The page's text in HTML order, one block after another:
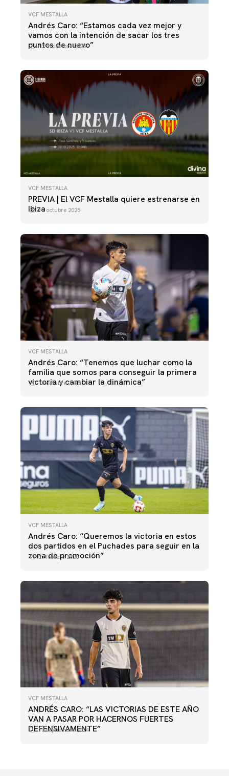
VCF MESTALLA
Andrés Caro: “Estamos cada vez mejor y
vamos con la intención de sacar los tres
puntos de nuevo”
12 diciembre 2025
VCF MESTALLA
PREVIA | El VCF Mestalla quiere estrenarse en
Ibiza18 octubre 2025
VCF MESTALLA
Andrés Caro: “Tenemos que luchar como la
familia que somos para conseguir la primera
victoria y cambiar la dinámica”
18 octubre 2025
VCF MESTALLA
Andrés Caro: “Queremos la victoria en estos
dos partidos en el Puchades para seguir en la
zona de promoción”
27 febrero 2025
VCF MESTALLA
ANDRÉS CARO: “LAS VICTORIAS DE ESTE AÑO
VAN A PASAR POR HACERNOS FUERTES
DEFENSIVAMENTE”
10 septiembre 2024